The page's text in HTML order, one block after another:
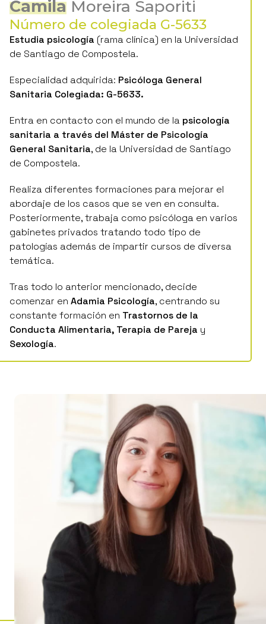
Número de colegiada G-5633
Estudia psicología(rama clínica) en la Universidad
de Santiago de Compostela.
Sanitaria Colegiada: G-5633.
sanitaria a través del Máster de Psicología
General Sanitaria, de la Universidad de Santiago
de Compostela.
abordaje de los casos que se ven en consulta.
Posteriormente, trabaja como psicóloga en varios
gabinetes privados tratando todo tipo de
patologías además de impartir cursos de diversa
temática.
comenzar enAdamia Psicología, centrando su
constante formación enTrastornos de la
Conducta Alimentaria, Terapia de Pareja
Sexología.